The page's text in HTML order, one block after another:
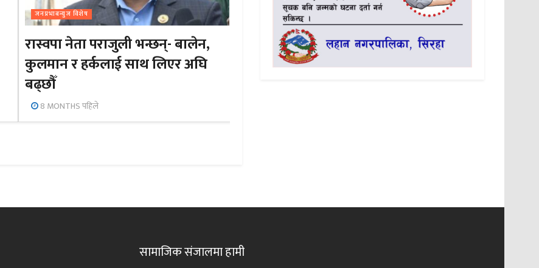
जनप्रभाबन्युज विशेष
रास्वपा नेता पराजुली भन्छन्- बालेन,
कुलमान र हर्कलाई साथ लिएर अघि
बढ्छौँ
8 MONTHS पहिले
सामाजिक संजालमा हामी